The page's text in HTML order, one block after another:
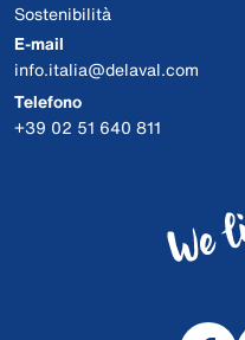
Sostenibilità
E-mail
info.italia@delaval.com
Telefono
+39 02 51 640 811